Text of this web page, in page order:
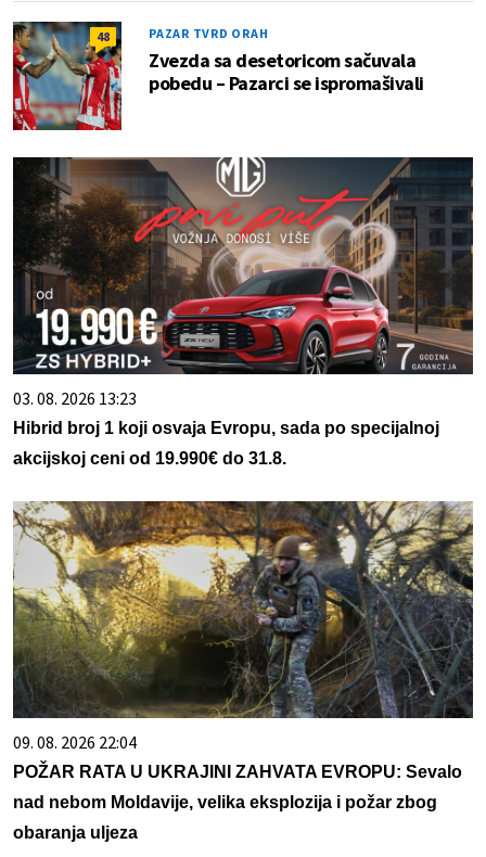
48 PAZAR TVRD ORAH
Zvezda sa desetoricom sačuvala
pobedu – Pazarci se ispromašivali
03. 08. 2026 13:23
Hibrid broj 1 koji osvaja Evropu, sada po specijalnoj
akcijskoj ceni od 19.990€ do 31.8.
09. 08. 2026 22:04
POŽAR RATA U UKRAJINI ZAHVATA EVROPU: Sevalo
nad nebom Moldavije, velika eksplozija i požar zbog
obaranja uljeza